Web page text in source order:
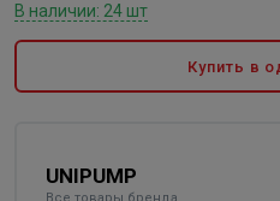
В наличии: 24 шт
Купить в
UNIPUMP
Все товары бренда